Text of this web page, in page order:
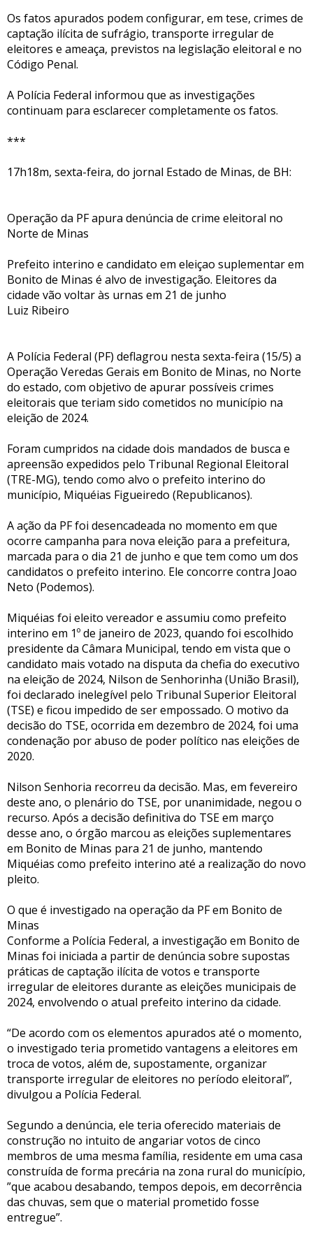
Os fatos apurados podem configurar, em tese, crimes de
captação ilícita de sufrágio, transporte irregular de
eleitores e ameaça, previstos na legislação eleitoral e no
Código Penal.
A Polícia Federal informou que as investigações
continuam para esclarecer completamente os fatos.
***
17h18m, sexta-feira, do jornal Estado de Minas, de BH:
Operação da PF apura denúncia de crime eleitoral no
Norte de Minas
Prefeito interino e candidato em eleiçao suplementar em
Bonito de Minas é alvo de investigação. Eleitores da
cidade vão voltar às urnas em 21 de junho
Luiz Ribeiro
A Polícia Federal (PF) deflagrou nesta sexta-feira (15/5) a
Operação Veredas Gerais em Bonito de Minas, no Norte
do estado, com objetivo de apurar possíveis crimes
eleitorais que teriam sido cometidos no município na
eleição de 2024.
Foram cumpridos na cidade dois mandados de busca e
apreensão expedidos pelo Tribunal Regional Eleitoral
(TRE-MG), tendo como alvo o prefeito interino do
município, Miquéias Figueiredo (Republicanos).
A ação da PF foi desencadeada no momento em que
ocorre campanha para nova eleição para a prefeitura,
marcada para o dia 21 de junho e que tem como um dos
candidatos o prefeito interino. Ele concorre contra Joao
Neto (Podemos).
Miquéias foi eleito vereador e assumiu como prefeito
interino em 1º de janeiro de 2023, quando foi escolhido
presidente da Câmara Municipal, tendo em vista que o
candidato mais votado na disputa da chefia do executivo
na eleição de 2024, Nilson de Senhorinha (União Brasil),
foi declarado inelegível pelo Tribunal Superior Eleitoral
(TSE) e ficou impedido de ser empossado. O motivo da
decisão do TSE, ocorrida em dezembro de 2024, foi uma
condenação por abuso de poder político nas eleições de
2020.
Nilson Senhoria recorreu da decisão. Mas, em fevereiro
deste ano, o plenário do TSE, por unanimidade, negou o
recurso. Após a decisão definitiva do TSE em março
desse ano, o órgão marcou as eleições suplementares
em Bonito de Minas para 21 de junho, mantendo
Miquéias como prefeito interino até a realização do novo
pleito.
O que é investigado na operação da PF em Bonito de
Minas
Conforme a Polícia Federal, a investigação em Bonito de
Minas foi iniciada a partir de denúncia sobre supostas
práticas de captação ilícita de votos e transporte
irregular de eleitores durante as eleições municipais de
2024, envolvendo o atual prefeito interino da cidade.
“De acordo com os elementos apurados até o momento,
o investigado teria prometido vantagens a eleitores em
troca de votos, além de, supostamente, organizar
transporte irregular de eleitores no período eleitoral”,
divulgou a Polícia Federal.
Segundo a denúncia, ele teria oferecido materiais de
construção no intuito de angariar votos de cinco
membros de uma mesma família, residente em uma casa
construída de forma precária na zona rural do município,
”que acabou desabando, tempos depois, em decorrência
das chuvas, sem que o material prometido fosse
entregue”.